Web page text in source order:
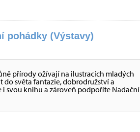
pohádky (Výstavy)
přírody ožívají na ilustracích mladých
světa fantazie, dobrodružství a
svou knihu a zároveň podpoříte Nadační